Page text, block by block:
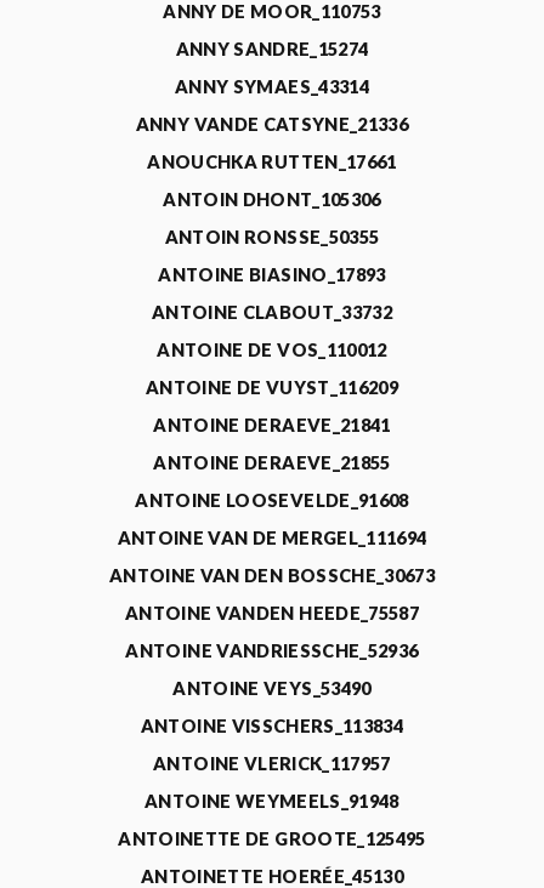
ANNY DE MOOR_110753
ANNY SANDRE_15274
ANNY SYMAES_43314
ANNY VANDE CATSYNE_21336
ANOUCHKA RUTTEN_17661
ANTOIN DHONT_105306
ANTOIN RONSSE_50355
ANTOINE BIASINO_17893
ANTOINE CLABOUT_33732
ANTOINE DE VOS_110012
ANTOINE DE VUYST_116209
ANTOINE DERAEVE_21841
ANTOINE DERAEVE_21855
ANTOINE LOOSEVELDE_91608
ANTOINE VAN DE MERGEL_111694
ANTOINE VAN DEN BOSSCHE_30673
ANTOINE VANDEN HEEDE_75587
ANTOINE VANDRIESSCHE_52936
ANTOINE VEYS_53490
ANTOINE VISSCHERS_113834
ANTOINE VLERICK_117957
ANTOINE WEYMEELS_91948
ANTOINETTE DE GROOTE_125495
ANTOINETTE HOERÉE_45130